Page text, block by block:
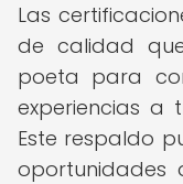
Las
de calidad
poeta para
experiencias a
Este respaldo
oportunidades